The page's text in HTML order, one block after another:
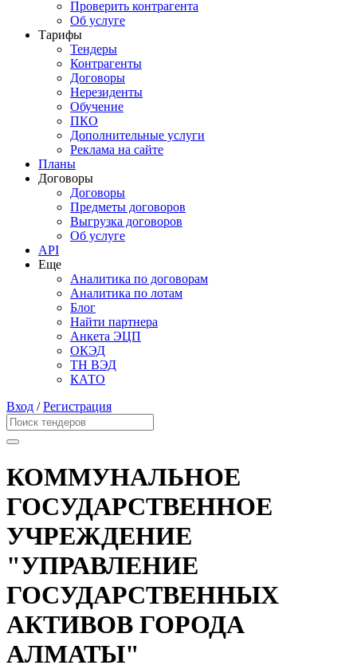
Проверить контрагента
Об услуге
Тарифы
Тендеры
Контрагенты
Договоры
Нерезиденты
Обучение
ПКО
Дополнительные услуги
Реклама на сайте
Планы
Договоры
Договоры
Предметы договоров
Выгрузка договоров
Об услуге
API
Еще
Аналитика по договорам
Аналитика по лотам
Блог
Найти партнера
Анкета ЭЦП
ОКЭД
ТН ВЭД
КАТО
Вход /Регистрация
КОММУНАЛЬНОЕ
ГОСУДАРСТВЕННОЕ
УЧРЕЖДЕНИЕ
"УПРАВЛЕНИЕ
ГОСУДАРСТВЕННЫХ
АКТИВОВ ГОРОДА
АЛМАТЫ"